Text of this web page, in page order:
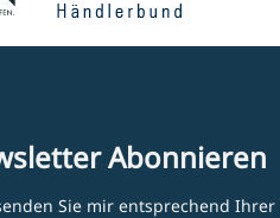
Abonnieren
Sie mir entsprechend Ihrer